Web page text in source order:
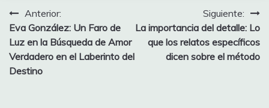
Navegación
de
entradas
Anterior:
Eva González: Un Faro de
Luz en la Búsqueda de Amor
Verdadero en el Laberinto del
Destino
Siguiente:
La importancia del detalle: Lo
que los relatos específicos
dicen sobre el método